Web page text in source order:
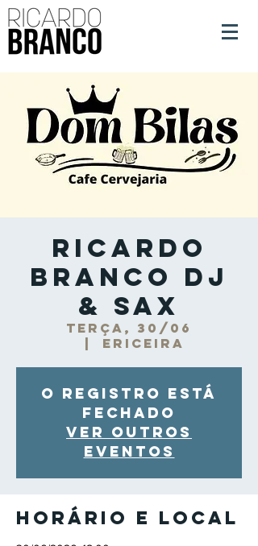
Ricardo
Branco DJ
& Sax
terça, 30/06
Ericeira
O registro está
fechado
Ver outros
eventos
Horário e local